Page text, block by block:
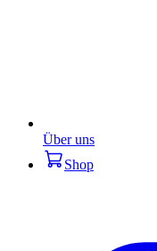
Über uns
Shop